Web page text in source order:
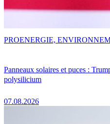
Panneaux solaires et puces :
polysilicium
07.08.2026
PROENERGIE,